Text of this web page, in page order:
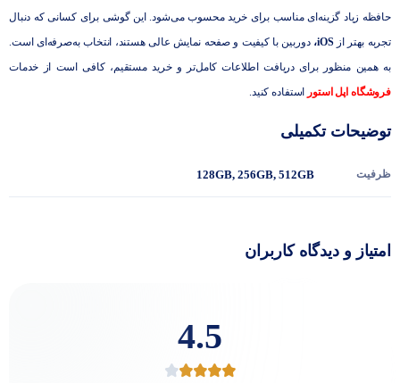
حافظه زیاد گزینه‌ای مناسب برای خرید محسوب می‌شود. این گوشی برای کسانی که دنبال
تجربه بهتر ازiOS، دوربین با کیفیت و صفحه نمایش عالی هستند، انتخاب به‌صرفه‌ای است.
به همین منظور برای دریافت اطلاعات کامل‌تر و خرید مستقیم، کافی است از خدمات
فروشگاه اپل استور استفاده کنید.
توضیحات تکمیلی
ظرفیت 128GB,256GB,512GB
امتیاز و دیدگاه کاربران
4.5